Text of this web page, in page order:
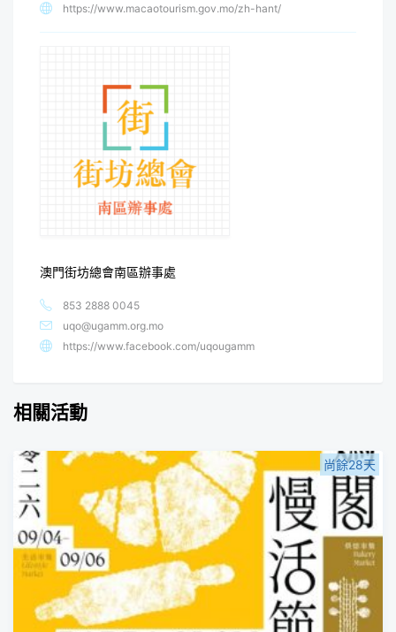
https://www.macaotourism.gov.mo/zh-hant/
澳門街坊總會南區辦事處
853 2888 0045
uqo@ugamm.org.mo
https://www.facebook.com/uqougamm
相關活動
尚餘28天